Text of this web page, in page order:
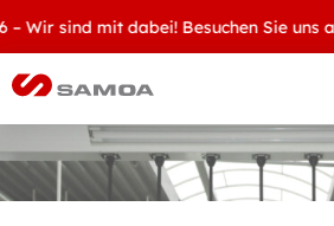
sind mit dabei! Besuchen Sie uns an
Aktuelles
Kontakt